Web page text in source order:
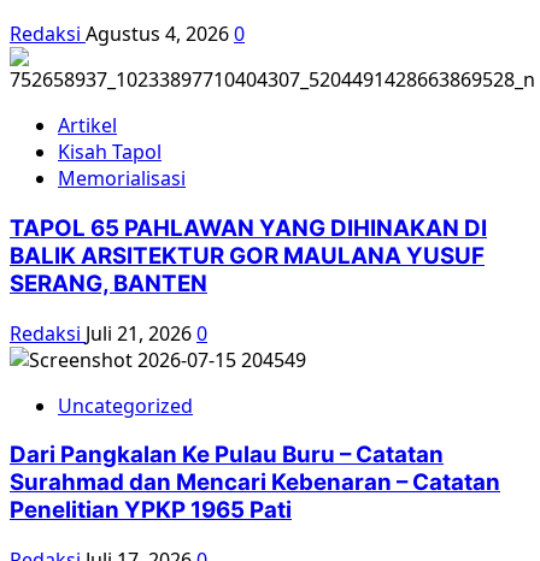
Redaksi Agustus 4, 20260
Artikel
Kisah Tapol
Memorialisasi
TAPOL 65 PAHLAWAN YANG DIHINAKAN DI
BALIK ARSITEKTUR GOR MAULANA YUSUF
SERANG, BANTEN
Redaksi Juli 21, 20260
Uncategorized
Dari Pangkalan Ke Pulau Buru – Catatan
Surahmad dan Mencari Kebenaran – Catatan
Penelitian YPKP 1965 Pati